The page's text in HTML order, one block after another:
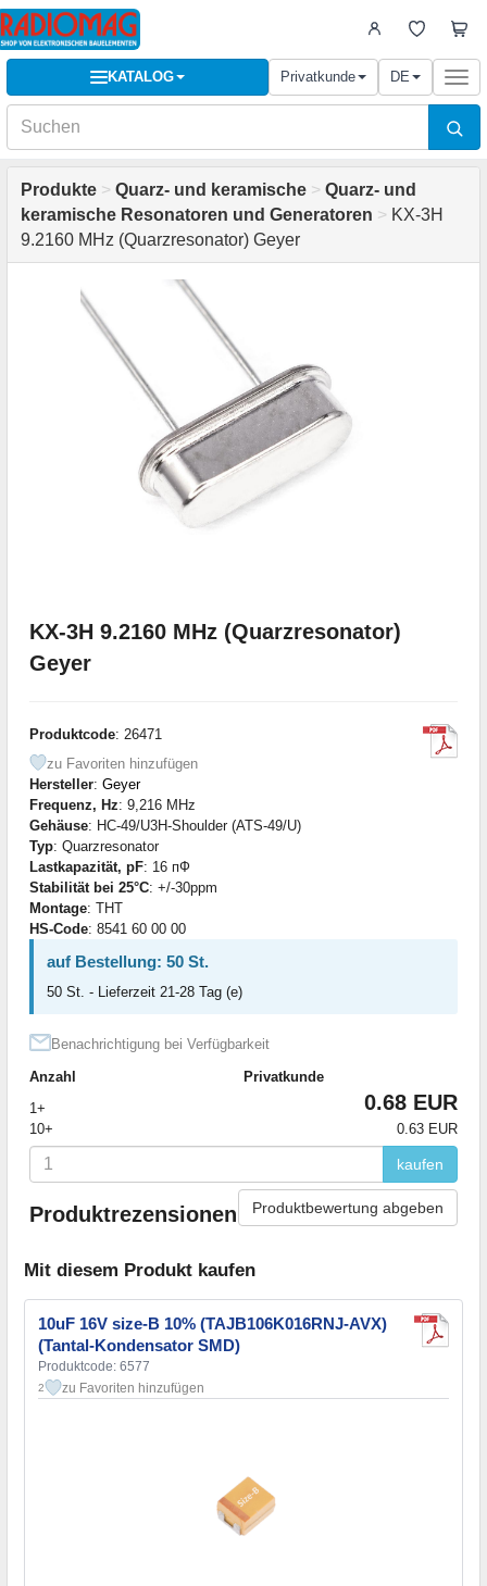
KATALOG Privatkunde DE
Produkte > Quarz- und keramische > Quarz- und
keramische Resonatoren und Generatoren > KX-3H
9.2160 MHz (Quarzresonator) Geyer
KX-3H 9.2160 MHz (Quarzresonator)
Geyer
Produktcode: 26471
zu Favoriten hinzufügen
Hersteller: Geyer
Frequenz, Hz: 9,216 MHz
Gehäuse: HC-49/U3H-Shoulder (ATS-49/U)
Typ: Quarzresonator
Lastkapazität, pF: 16 пФ
Stabilität bei 25°C: +/-30ppm
Montage: THT
HS-Code: 8541 60 00 00
auf Bestellung: 50 St.
50 St. - Lieferzeit 21-28 Tag (e)
Benachrichtigung bei Verfügbarkeit
Anzahl
Privatkunde
1+
0.68 EUR
10+ 0.63 EUR
kaufen
Produktrezensionen Produktbewertung abgeben
Mit diesem Produkt kaufen
10uF 16V size-B 10% (TAJB106K016RNJ-AVX)
(Tantal-Kondensator SMD)
Produktcode: 6577
2 zu Favoriten hinzufügen